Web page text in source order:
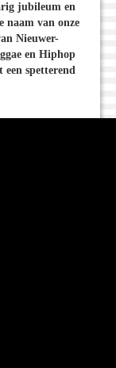
jubileum en
naam van onze
Nieuwer-
en Hiphop
spetterend